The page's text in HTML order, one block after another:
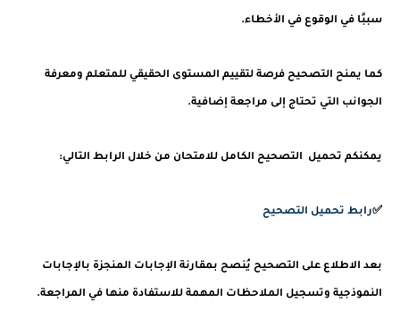
سببًا في الوقوع في الأخطاء.
كما يمنح التصحيح فرصة لتقييم المستوى الحقيقي للمتعلم ومعرفة
الجوانب التي تحتاج إلى مراجعة إضافية.
يمكنكم تحميل التصحيح الكامل للامتحان من خلال الرابط التالي:
✅رابط تحميل التصحيح
بعد الاطلاع على التصحيح يُنصح بمقارنة الإجابات المنجزة بالإجابات
النموذجية وتسجيل الملاحظات المهمة للاستفادة منها في المراجعة.